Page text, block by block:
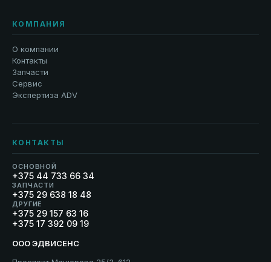
КОМПАНИЯ
О компании
Контакты
Запчасти
Сервис
Экспертиза ADV
КОНТАКТЫ
ОСНОВНОЙ
+375 44 733 66 34
ЗАПЧАСТИ
+375 29 638 18 48
ДРУГИЕ
+375 29 157 63 16
+375 17 392 09 19
ООО ЭДВИСЕНС